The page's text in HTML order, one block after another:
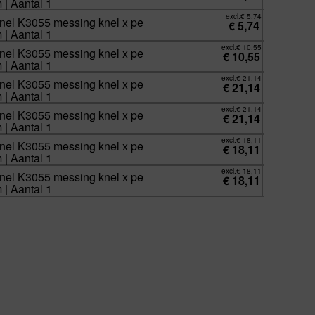
Aantal 1
K3055 messing knel x pe
Aantal 1
excl.€ 5,74
€5,74
K3055 messing knel x pe
Aantal 1
excl.€ 10,55
€ 10,55
K3055 messing knel x pe
Aantal 1
excl.€ 21,14
€21,14
K3055 messing knel x pe
Aantal 1
excl.€ 21,14
€21,14
K3055 messing knel x pe
Aantal 1
excl.€ 18,11
€ 18,11
K3055 messing knel x pe
Aantal 1
excl.€ 18,11
€ 18,11